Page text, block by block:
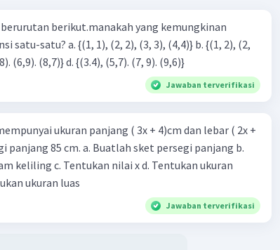
berikut.manakah yang kemungkinan
3), (3, 4). (4,5)} c. {(2,7). (4,8). (6,9). (8,7)} d. {(3.4), (5,7). (7, 9). (9,6)}
Jawaban terverifikasi
ukuran panjang ( 3x + 4)cm dan lebar ( 2x +
panjang 85 cm. a. Buatlah sket persegi panjang b.
keliling c. Tentukan nilai x d. Tentukan ukuran
ukuran luas
Jawaban terverifikasi